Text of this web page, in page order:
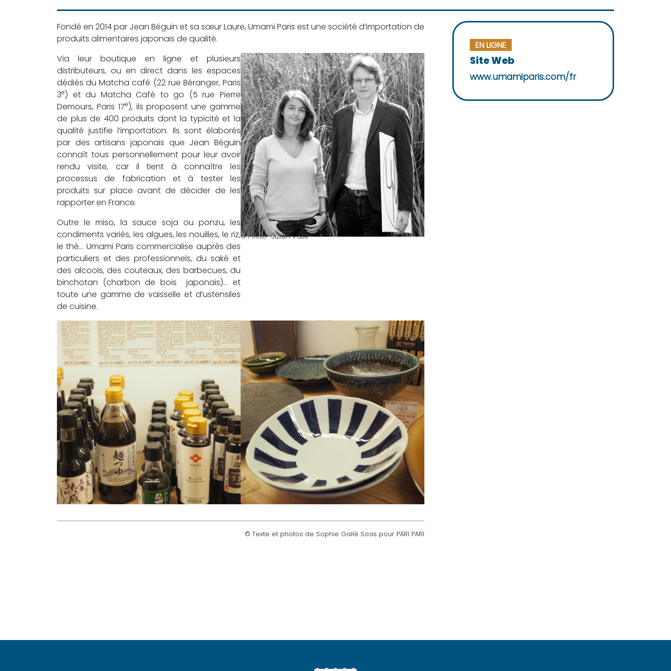
Fondé en 2014 par Jean Béguin et sa sœur Laure, Umami Paris est une société d’importation de
produits alimentaires japonais de qualité.
Via leur boutique en ligne et plusieurs
distributeurs, ou en direct dans les espaces
dédiés du Matcha café (22 rue Béranger, Paris
3e) et du Matcha Café to go (5 rue Pierre
Demours, Paris 17e), ils proposent une gamme
de plus de 400 produits dont la typicité et la
qualité justifie l’importation. Ils sont élaborés
par des artisans japonais que Jean Béguin
connaît tous personnellement pour leur avoir
rendu visite, car il tient à connaître les
processus de fabrication et à tester les
produits sur place avant de décider de les
rapporter en France.
Outre le miso, la sauce soja ou ponzu, les
condiments variés, les algues, les nouilles, le riz,
le thé… Umami Paris commercialise auprès des
particuliers et des professionnels, du saké et
des alcools, des couteaux, des barbecues, du
binchotan (charbon de bois japonais)… et
toute une gamme de vaisselle et d’ustensiles
de cuisine.
© Photo : Julien Vallé
© Texte et photos de Sophie Gallé Soas pour PARI PARI
EN LIGNE
Site Web
www.umamiparis.com/fr